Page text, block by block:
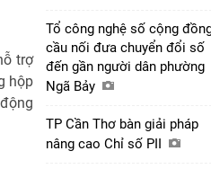
trợ
hộp
Tổ công nghệ số cộng
cầu nối đưa chuyển đổi số
đến gần người dân phường
Ngã Bảy
TP Cần Thơ bàn giải pháp
nâng cao Chỉ số PII